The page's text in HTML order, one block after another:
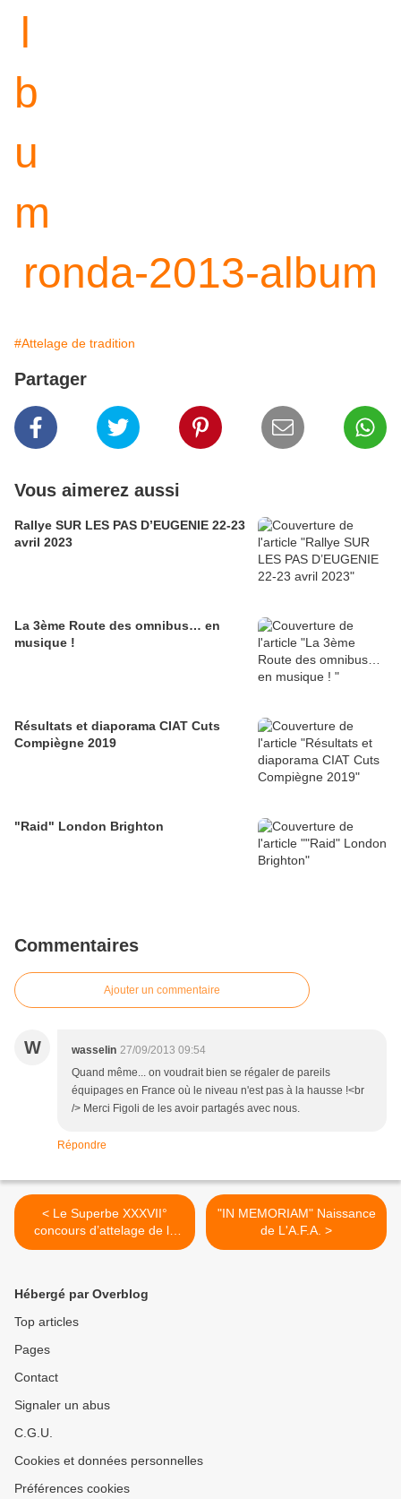
ronda-2013-album
#Attelage de tradition
Partager
Vous aimerez aussi
Rallye SUR LES PAS D’EUGENIE 22-23
avril 2023
La 3ème Route des omnibus… en
musique !
Résultats et diaporama CIAT Cuts
Compiègne 2019
"Raid" London Brighton
Commentaires
Ajouter un commentaire
W wasselin 27/09/2013 09:54
Quand même... on voudrait bien se régaler de pareils
équipages en France où le niveau n'est pas à la hausse !<br
/> Merci Figoli de les avoir partagés avec nous.
Répondre
< Le Superbe XXXVII°
concours d’attelage de la
Feria de Ronda.
"IN MEMORIAM" Naissance
de L'A.F.A. >
Hébergé par Overblog
Top articles
Pages
Contact
Signaler un abus
C.G.U.
Cookies et données personnelles
Préférences cookies